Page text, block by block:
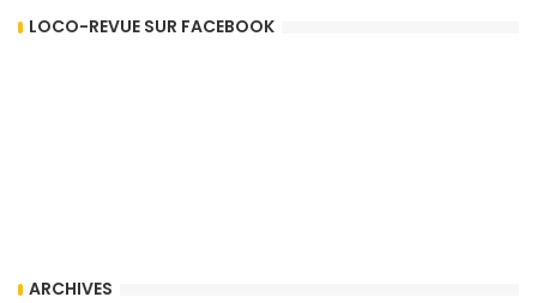
LOCO-REVUE SUR FACEBOOK
ARCHIVES